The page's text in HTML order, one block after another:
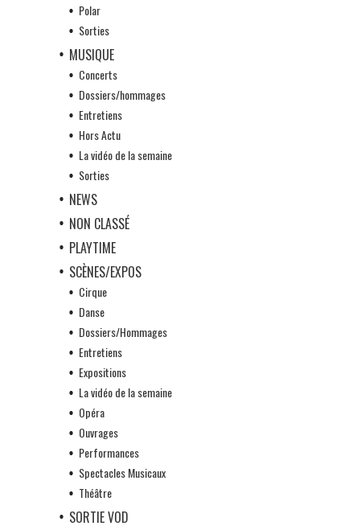
Polar
Sorties
MUSIQUE
Concerts
Dossiers/hommages
Entretiens
Hors Actu
La vidéo de la semaine
Sorties
NEWS
NON CLASSÉ
PLAYTIME
SCÈNES/EXPOS
Cirque
Danse
Dossiers/Hommages
Entretiens
Expositions
La vidéo de la semaine
Opéra
Ouvrages
Performances
Spectacles Musicaux
Théâtre
SORTIE VOD